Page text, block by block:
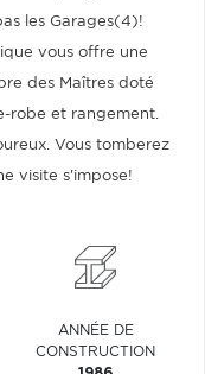
les Garages(4)!
vous offre une
des Maîtres doté
robe et rangement.
Vous tomberez
visite s'impose!
ANNÉE DE
CONSTRUCTION